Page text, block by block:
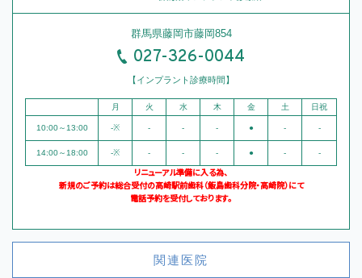
群馬県藤岡市藤岡854
027-326-0044
【インプラント診療時間】
月 火 水 木 金 土 日祝
10:00～13:00 -※ - - - ● - -
14:00～18:00 -※ - - - ● - -
リニューアル準備に入る為、
新規のご予約は総合受付の高崎駅前歯科（飯島歯科分院・高崎院）にて
電話予約を受付しております。
関連医院